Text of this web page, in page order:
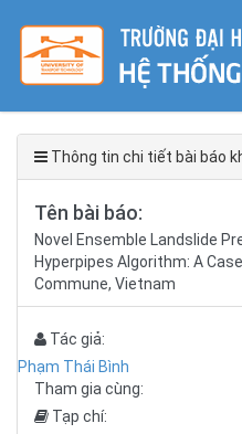
Thông tin chi tiết bài báo
Tên bài báo:
Novel Ensemble Landslide
Hyperpipes Algorithm: A
Commune, Vietnam
Tác giả:
Phạm Thái Bình
Tham gia cùng:
Tạp chí: